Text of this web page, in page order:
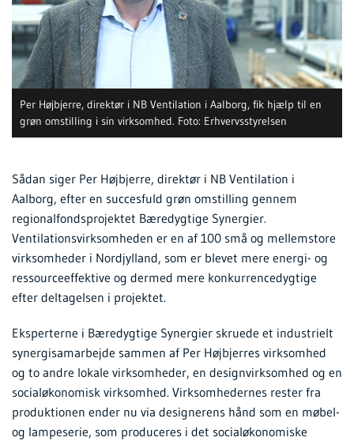
Per Højbjerre, direktør i NB Ventilation i Aalborg, fik hjælp til en
grøn omstilling i sin virksomhed. Foto: Erhvervsstyrelsen
Sådan siger Per Højbjerre, direktør i NB Ventilation i
Aalborg, efter en succesfuld grøn omstilling gennem
regionalfondsprojektet Bæredygtige Synergier.
Ventilationsvirksomheden er en af 100 små og mellemstore
virksomheder i Nordjylland, som er blevet mere energi- og
ressourceeffektive og dermed mere konkurrencedygtige
efter deltagelsen i projektet.
Eksperterne i Bæredygtige Synergier skruede et industrielt
synergisamarbejde sammen af Per Højbjerres virksomhed
og to andre lokale virksomheder, en designvirksomhed og en
socialøkonomisk virksomhed. Virksomhedernes rester fra
produktionen ender nu via designerens hånd som en møbel-
og lampeserie, som produceres i det socialøkonomiske